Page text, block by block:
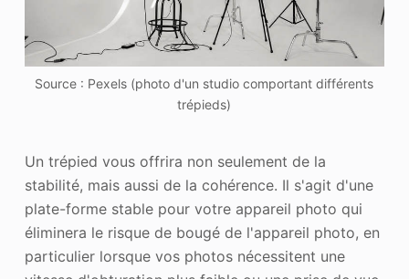
Source : Pexels (photo d'un studio comportant différents
trépieds)
Un trépied vous offrira non seulement de la
stabilité, mais aussi de la cohérence. Il s'agit d'une
plate-forme stable pour votre appareil photo qui
éliminera le risque de bougé de l'appareil photo, en
particulier lorsque vos photos nécessitent une